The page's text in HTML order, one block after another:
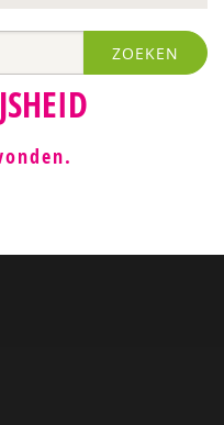
ZOEKEN